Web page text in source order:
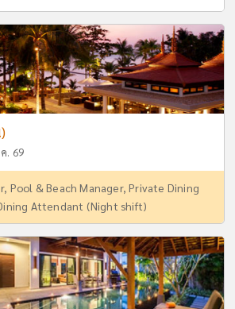
. 69
Pool & Beach Manager, Private Dining
Attendant (Night shift)